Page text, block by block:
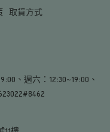
取貨方式
、週六：12:30~19:00、